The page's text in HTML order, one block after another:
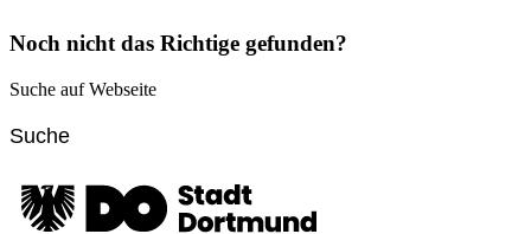
Noch nicht das Richtige gefunden?
Suche auf Webseite